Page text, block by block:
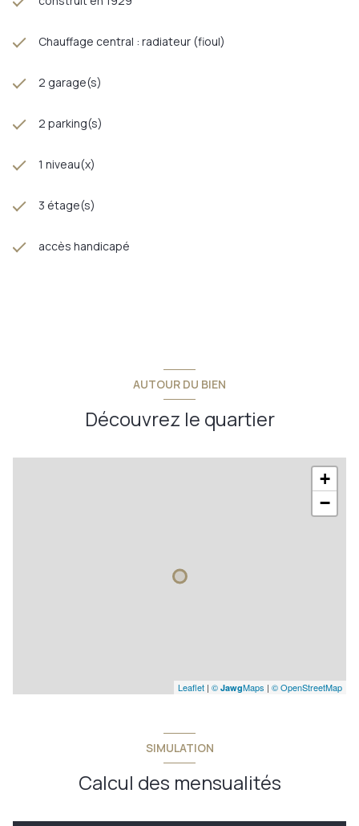
Chauffage central : radiateur (fioul)
2 garage(s)
2 parking(s)
1 niveau(x)
3 étage(s)
accès handicapé
AUTOUR DU BIEN
Découvrez le quartier
+
−
Leaflet | © JawgMaps | © OpenStreetMap
SIMULATION
Calcul des mensualités